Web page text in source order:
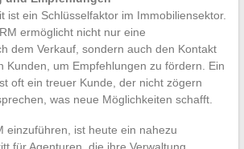
ist ein Schlüsselfaktor im Immobiliensektor.
ermöglicht nicht nur eine
dem Verkauf, sondern auch den Kontakt
Kunden, um Empfehlungen zu fördern. Ein
oft ein treuer Kunde, der nicht zögern
was neue Möglichkeiten schafft.
einzuführen, ist heute ein nahezu